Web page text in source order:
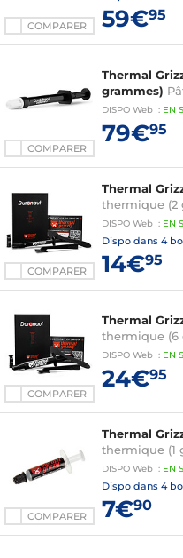
COMPARER 59€95
COMPARER
Thermal
grammes)
DISPO Web : EN
79€95
COMPARER
Thermal
thermique (2
DISPO Web : EN
Dispo dans 4
14€95
COMPARER
Thermal
thermique (6
DISPO Web : EN
24€95
COMPARER
Thermal
thermique (1
DISPO Web : EN
Dispo dans 4
7€90